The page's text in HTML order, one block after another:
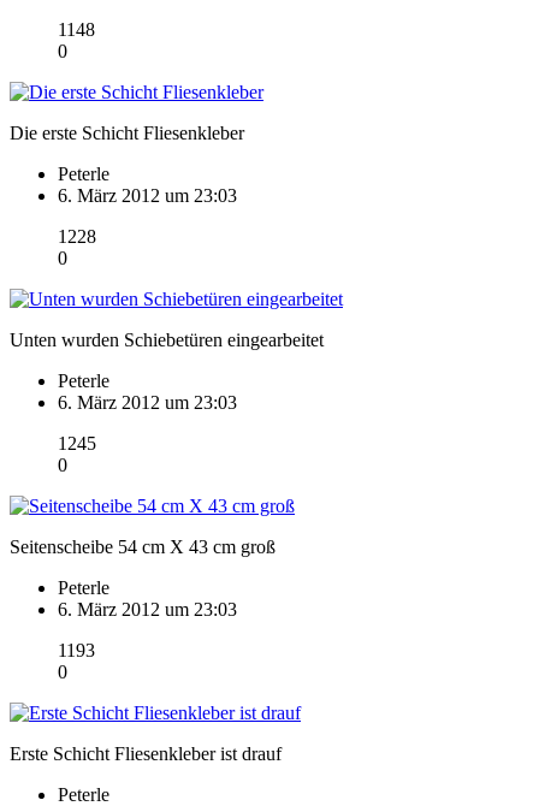
1148
0
Die erste Schicht Fliesenkleber
Peterle
6. März 2012 um 23:03
1228
0
Unten wurden Schiebetüren eingearbeitet
Peterle
6. März 2012 um 23:03
1245
0
Seitenscheibe 54 cm X 43 cm groß
Peterle
6. März 2012 um 23:03
1193
0
Erste Schicht Fliesenkleber ist drauf
Peterle